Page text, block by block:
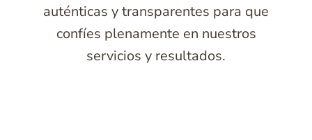
auténticas y transparentes para que
confíes plenamente en nuestros
servicios y resultados.